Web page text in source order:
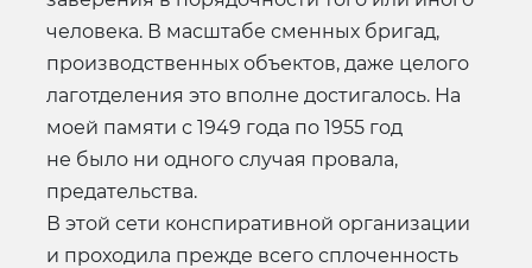
человека. В масштабе сменных бригад,
производственных объектов, даже целого
лаготделения это вполне достигалось. На
моей памяти с 1949 года по 1955 год
не было ни одного случая провала,
предательства.
В этой сети конспиративной организации
и проходила прежде всего сплоченность